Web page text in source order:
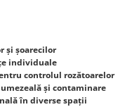
și șoarecilor
individuale
controlul rozătoarelor
și contaminare
în diverse spații